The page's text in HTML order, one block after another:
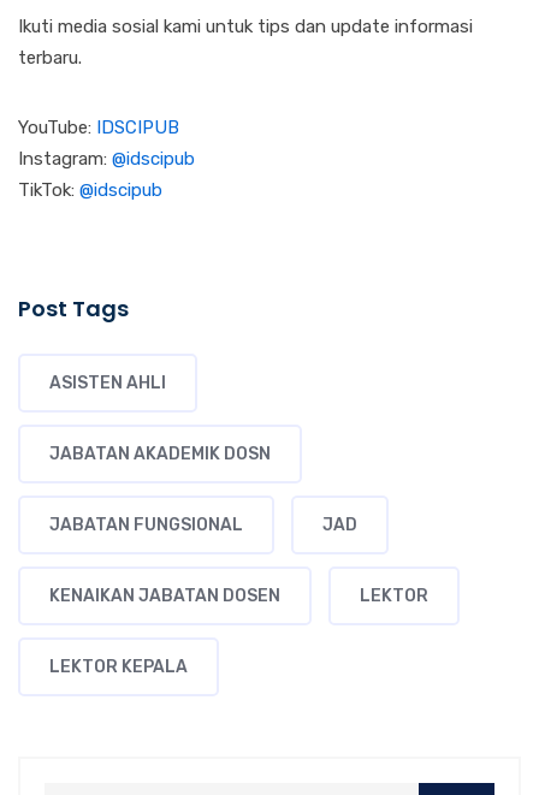
Ikuti media sosial kami untuk tips dan update informasi
terbaru.
YouTube: IDSCIPUB
Instagram: @idscipub
TikTok: @idscipub
Post Tags
ASISTEN AHLI
JABATAN AKADEMIK DOSN
JABATAN FUNGSIONAL JAD
KENAIKAN JABATAN DOSEN LEKTOR
LEKTOR KEPALA